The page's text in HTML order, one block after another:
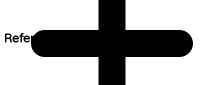
Referência de tamanho: